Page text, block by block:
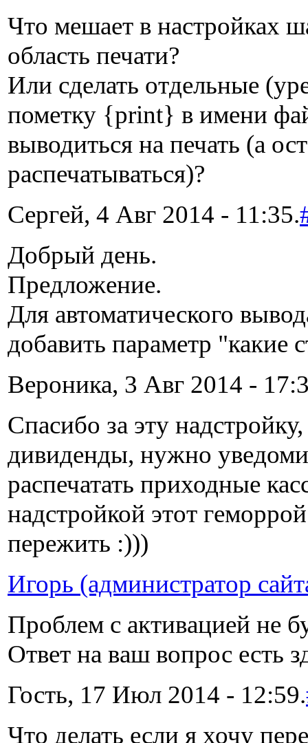
Что мешает в настройках
область печати?
Или сделать отдельные
пометку {print} в имени
выводиться на печать (а
распечатываться)?
Сергей, 4 Авг 2014 - 11:35.
Добрый день.
Предложение.
Для автоматического
добавить параметр "какие
Вероника, 3 Авг 2014 -
Спасибо за эту
дивиденды, нужно
распечатать приходные
надстройкой этот
пережить :)))
Игорь (администратор
Проблем с активацией не
Ответ на ваш вопрос есть
Гость, 17 Июл 2014 - 12:59.
Что делать если я хочу